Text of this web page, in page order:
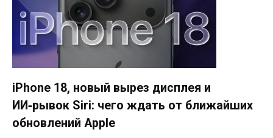
iPhone 18, новый вырез дисплея и
ИИ‑рывок Siri: чего ждать от ближайших
обновлений Apple